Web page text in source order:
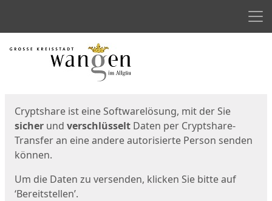
Start
Cryptshare ist eine Softwarelösung, mit der Sie
sicher und verschlüsselt Daten per Cryptshare-
Transfer an eine andere autorisierte Person senden
können.
Um die Daten zu versenden, klicken Sie bitte auf
‘Bereitstellen’.